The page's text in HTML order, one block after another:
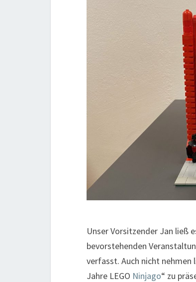
Unser Vorsitzender Jan ließ
bevorstehenden
verfasst. Auch nicht
Jahre LEGO Ninjago“ zu